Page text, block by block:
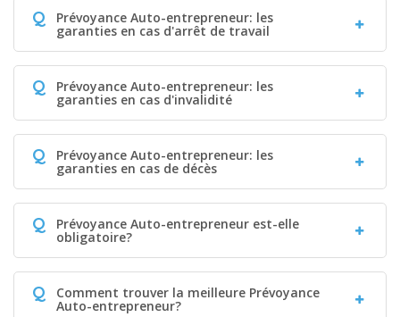
Q Prévoyance Auto-entrepreneur: les
garanties en cas d'arrêt de travail
Q Prévoyance Auto-entrepreneur: les
garanties en cas d'invalidité
Q Prévoyance Auto-entrepreneur: les
garanties en cas de décès
Q Prévoyance Auto-entrepreneur est-elle
obligatoire?
Q Comment trouver la meilleure Prévoyance
Auto-entrepreneur?